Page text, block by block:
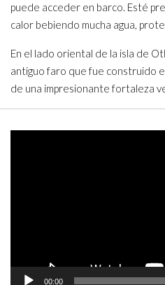
puede acceder en barco. Esté
calor bebiendo mucha agua,
En el lado oriental de la isla de
antiguo faro que fue construido
de una impresionante fortaleza
00:00